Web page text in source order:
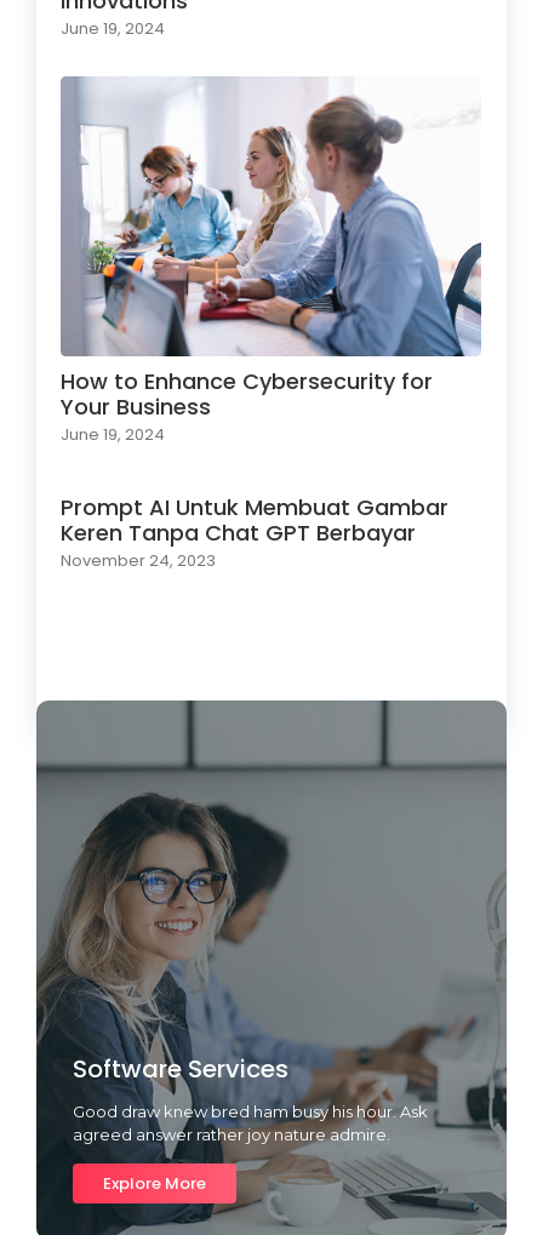
June 19, 2024
How to Enhance Cybersecurity for
Your Business
June 19, 2024
Prompt AI Untuk Membuat Gambar
Keren Tanpa Chat GPT Berbayar
November 24, 2023
Software Services
Good draw knew bred ham busy his hour. Ask
agreed answer rather joy nature admire.
Explore More